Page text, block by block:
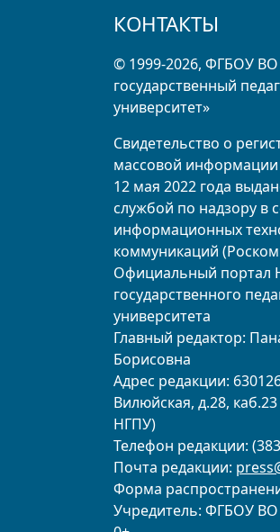
КОНТАКТЫ
© 1999-2026, ФГБОУ
государственный
университет»
Свидетельство о
массовой
12 мая 2022 года
службой по надзору в
информационных
коммуникаций
Официальный портал
государственного
университета
Главный редактор:
Борисовна
Адрес редакции:
Вилюйская, д.28,
НГПУ)
Телефон редакции:
Почта редакции:
Форма
Учредитель: ФГБОУ